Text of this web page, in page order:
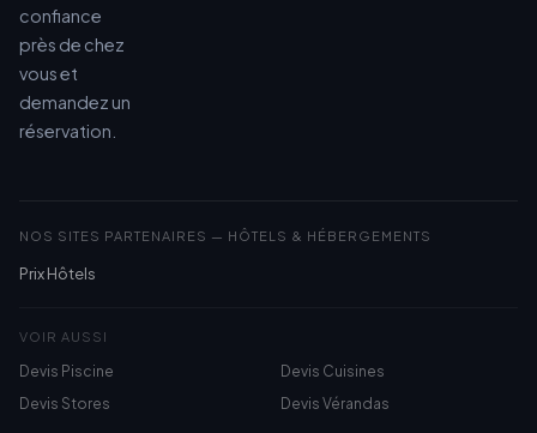
confiance
près de chez
vous et
demandez un
réservation.
NOS SITES PARTENAIRES — HÔTELS & HÉBERGEMENTS
Prix Hôtels
VOIR AUSSI
Devis Piscine
Devis Cuisines
Devis Stores
Devis Vérandas